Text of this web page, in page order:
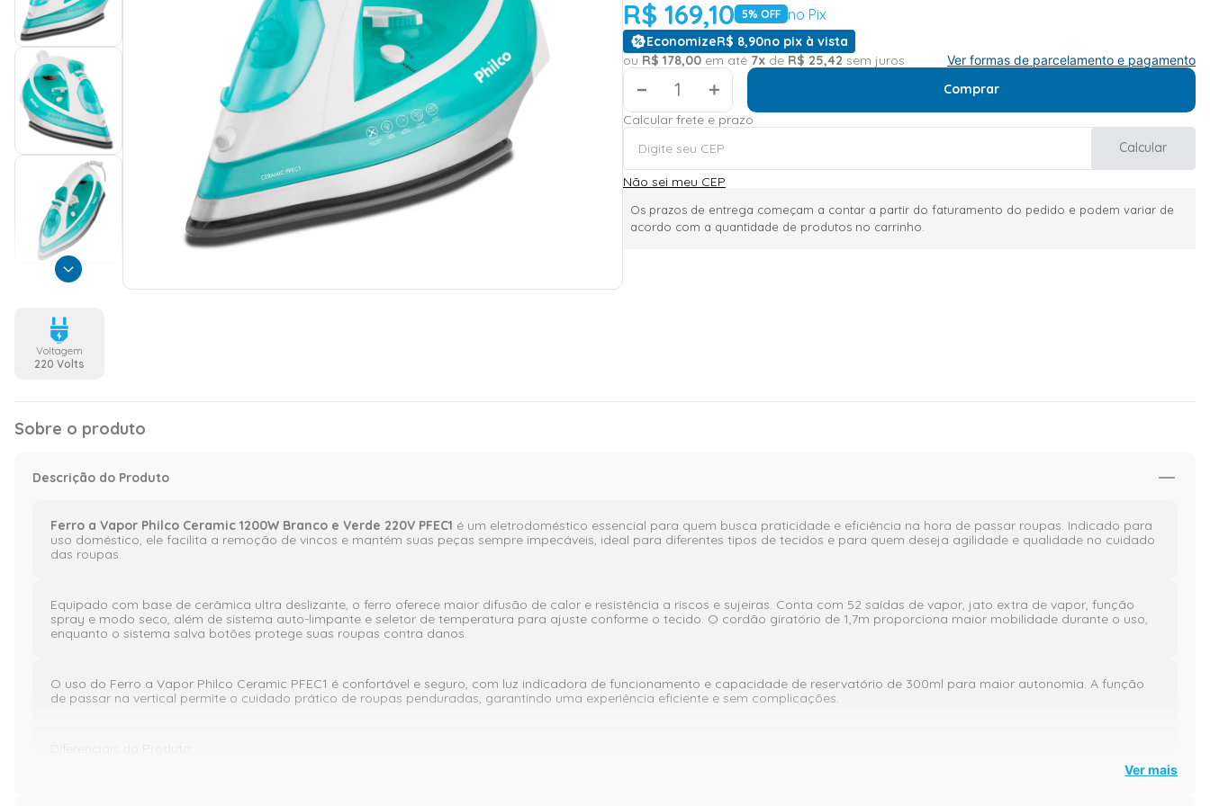
Voltagem
220 Volts
R$ 169,10 5% OFF no Pix
EconomizeR$ 8,90no pix à vista
ou R$ 178,00em até 7xde R$ 25,42 sem juros Ver formas de parcelamento e pagamento
＋
Comprar
Calcular frete e prazo
Calcular
Não sei meu CEP
Os prazos de entrega começam a contar a partir do faturamento do pedido e podem variar de
acordo com a quantidade de produtos no carrinho.
Sobre o produto
Descrição do Produto
Ferro a Vapor Philco Ceramic 1200W Branco e Verde 220V PFEC1 é um eletrodoméstico essencial para quem busca praticidade e eficiência na hora de passar roupas. Indicado para
uso doméstico, ele facilita a remoção de vincos e mantém suas peças sempre impecáveis, ideal para diferentes tipos de tecidos e para quem deseja agilidade e qualidade no cuidado
das roupas.
Equipado com base de cerâmica ultra deslizante, o ferro oferece maior difusão de calor e resistência a riscos e sujeiras. Conta com 52 saídas de vapor, jato extra de vapor, função
spray e modo seco, além de sistema auto-limpante e seletor de temperatura para ajuste conforme o tecido. O cordão giratório de 1,7m proporciona maior mobilidade durante o uso,
enquanto o sistema salva botões protege suas roupas contra danos.
O uso do Ferro a Vapor Philco Ceramic PFEC1 é confortável e seguro, com luz indicadora de funcionamento e capacidade de reservatório de 300ml para maior autonomia. A função
de passar na vertical permite o cuidado prático de roupas penduradas, garantindo uma experiência eficiente e sem complicações.
Ver mais